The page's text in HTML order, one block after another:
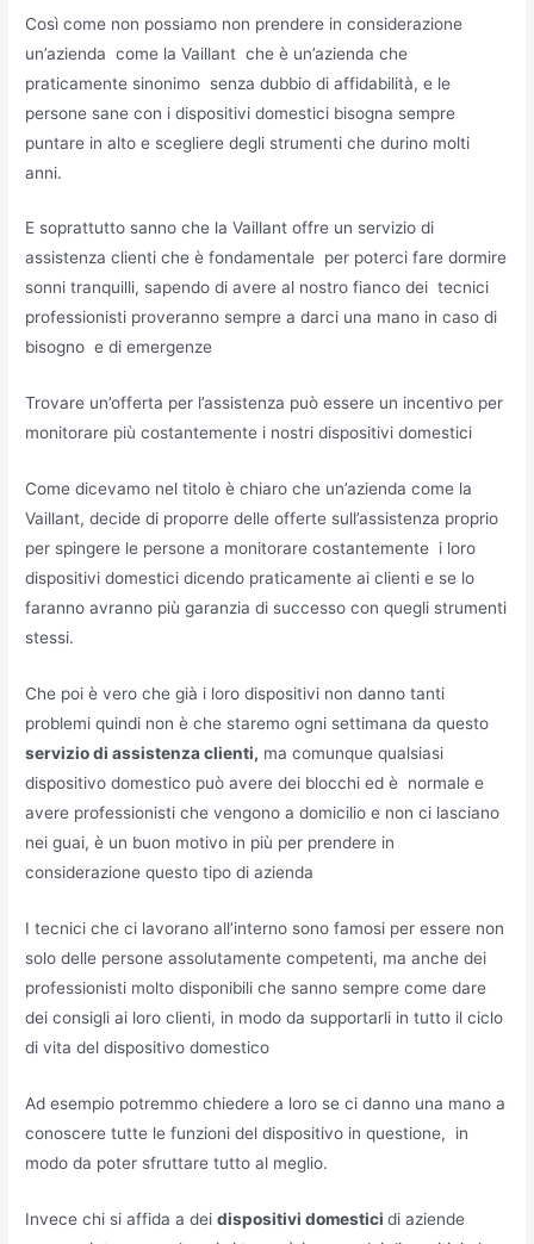
Così come non possiamo non prendere in considerazione
un’azienda come la Vaillant che è un’azienda che
praticamente sinonimo senza dubbio di affidabilità, e le
persone sane con i dispositivi domestici bisogna sempre
puntare in alto e scegliere degli strumenti che durino molti
anni.
E soprattutto sanno che la Vaillant offre un servizio di
assistenza clienti che è fondamentale per poterci fare dormire
sonni tranquilli, sapendo di avere al nostro fianco dei tecnici
professionisti proveranno sempre a darci una mano in caso di
bisogno e di emergenze
Trovare un’offerta per l’assistenza può essere un incentivo per
monitorare più costantemente i nostri dispositivi domestici
Come dicevamo nel titolo è chiaro che un’azienda come la
Vaillant, decide di proporre delle offerte sull’assistenza proprio
per spingere le persone a monitorare costantemente i loro
dispositivi domestici dicendo praticamente ai clienti e se lo
faranno avranno più garanzia di successo con quegli strumenti
stessi.
Che poi è vero che già i loro dispositivi non danno tanti
problemi quindi non è che staremo ogni settimana da questo
servizio di assistenza clienti, ma comunque qualsiasi
dispositivo domestico può avere dei blocchi ed è normale e
avere professionisti che vengono a domicilio e non ci lasciano
nei guai, è un buon motivo in più per prendere in
considerazione questo tipo di azienda
I tecnici che ci lavorano all’interno sono famosi per essere non
solo delle persone assolutamente competenti, ma anche dei
professionisti molto disponibili che sanno sempre come dare
dei consigli ai loro clienti, in modo da supportarli in tutto il ciclo
di vita del dispositivo domestico
Ad esempio potremmo chiedere a loro se ci danno una mano a
conoscere tutte le funzioni del dispositivo in questione, in
modo da poter sfruttare tutto al meglio.
Invece chi si affida a deidispositivi domesticidi aziende